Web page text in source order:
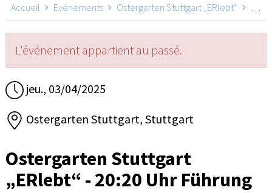
Accueil Evénements Ostergarten Stuttgart „ERlebt“
L'événement appartient au passé.
jeu., 03/04/2025
Ostergarten Stuttgart, Stuttgart
Ostergarten Stuttgart
„ERlebt“ - 20:20 Uhr Führung